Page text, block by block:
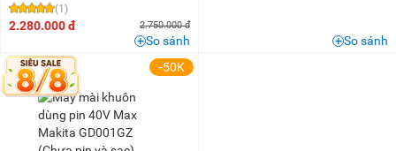
(1)
2.280.000 đ 2.750.000 đ
So sánh
So sánh
-50K